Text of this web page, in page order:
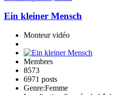
Ein kleiner Mensch
Monteur vidéo
Membres
8573
6971 posts
Genre:Femme